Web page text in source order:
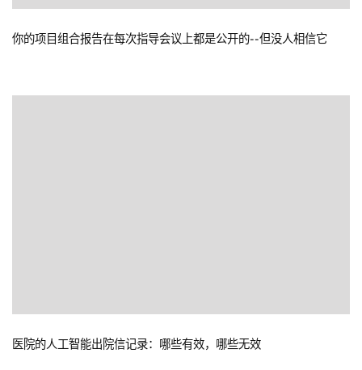
你的项目组合报告在每次指导会议上都是公开的--但没人相信它
医院的人工智能出院信记录：哪些有效，哪些无效